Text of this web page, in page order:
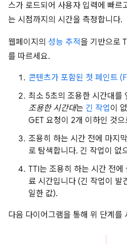
스가 로드되어 사용자 입력에 빠르
는 시점까지의 시간을 측정합니다.
웹페이지의 성능 추적을 기반으로
를 따르세요.
콘텐츠가 포함된 첫 페인트
최소 5초의 조용한 시간대를
조용한 시간대는 긴 작업이
GET 요청이 2개 이하인 것
조용히 하는 시간 전에 마지
로 탐색합니다. 긴 작업이 없
TTI는 조용히 하는 시간 전
료 시간입니다 (긴 작업이 발
일한 값).
다음 다이어그램을 통해 위 단계를